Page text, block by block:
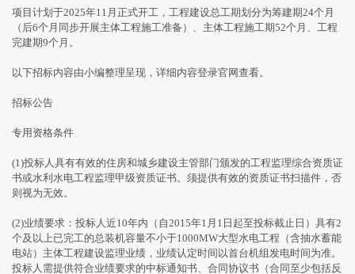
项目计划于2025年11月正式开工，工程建设总工期划分为筹建期24个月
（后6个月同步开展主体工程施工准备）、主体工程施工期52个月、工程
完建期9个月。
以下招标内容由小编整理呈现，详细内容登录官网查看。
招标公告
专用资格条件
(1)投标人具有有效的住房和城乡建设主管部门颁发的工程监理综合资质证
书或水利水电工程监理甲级资质证书。须提供有效的资质证书扫描件，否
则视为无效。
(2)业绩要求：投标人近10年内（自2015年1月1日起至投标截止日）具有2
个及以上已完工的总装机容量不小于1000MW大型水电工程（含抽水蓄能
电站）主体工程建设监理业绩，业绩认定时间以首台机组发电时间为准。
投标人需提供符合业绩要求的中标通知书、合同协议书（合同至少包括反